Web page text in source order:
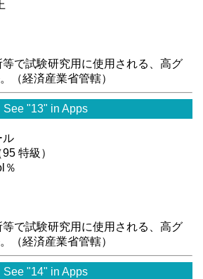
で試験研究用に使用される、高グ
（経済産業省管轄）
See "13" in Apps
ル
特級）
％
で試験研究用に使用される、高グ
（経済産業省管轄）
See "14" in Apps